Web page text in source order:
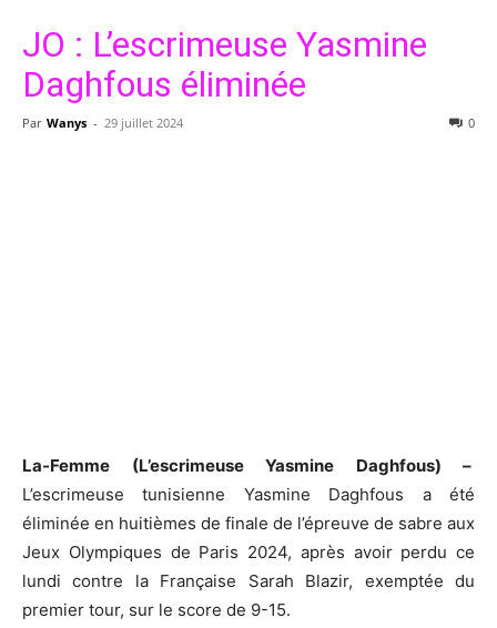
JO : L’escrimeuse Yasmine
Daghfous éliminée
Par Wanys - 29 juillet 2024 0
La-Femme (L’escrimeuse Yasmine Daghfous) –
L’escrimeuse tunisienne Yasmine Daghfous a été
éliminée en huitièmes de finale de l’épreuve de sabre aux
Jeux Olympiques de Paris 2024, après avoir perdu ce
lundi contre la Française Sarah Blazir, exemptée du
premier tour, sur le score de 9-15.